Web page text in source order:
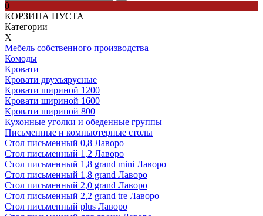
0
КОРЗИНА ПУСТА
Категории
Х
Мебель собственного производства
Комоды
Кровати
Кровати двухъярусные
Кровати шириной 1200
Кровати шириной 1600
Кровати шириной 800
Кухонные уголки и обеденные группы
Письменные и компьютерные столы
Стол письменный 0,8 Лаворо
Стол письменный 1,2 Лаворо
Стол письменный 1,8 grand mini Лаворо
Стол письменный 1,8 grand Лаворо
Стол письменный 2,0 grand Лаворо
Стол письменный 2,2 grand tre Лаворо
Стол письменный plus Лаворо